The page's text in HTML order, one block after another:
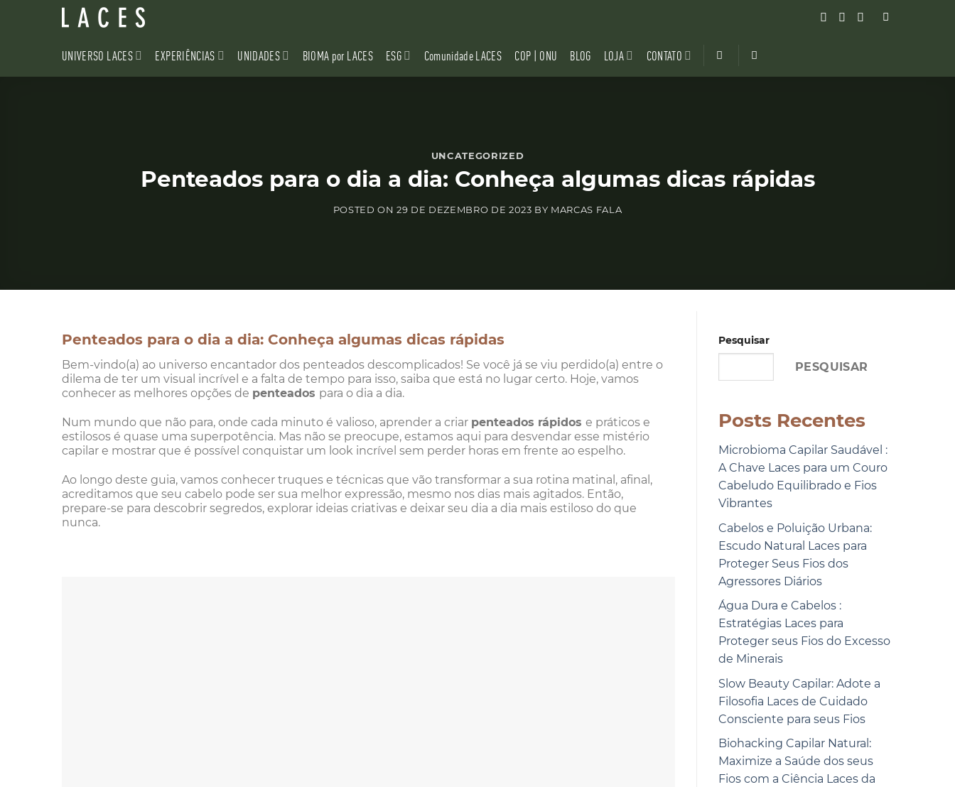
UNIVERSO LACES EXPERIÊNCIAS UNIDADES BIOMA por LACES ESG Comunidade LACES COP | ONU BLOG LOJA CONTATO
UNCATEGORIZED
Penteados para o dia a dia: Conheça algumas dicas rápidas
POSTED ON29 DE DEZEMBRO DE 2023 BY MARCAS FALA
Penteados para o dia a dia: Conheça algumas dicas rápidas
Bem-vindo(a) ao universo encantador dos penteados descomplicados! Se você já se viu perdido(a) entre o
dilema de ter um visual incrível e a falta de tempo para isso, saiba que está no lugar certo. Hoje, vamos
conhecer as melhores opções de penteados para o dia a dia.
Num mundo que não para, onde cada minuto é valioso, aprender a criar penteados rápidos e práticos e
estilosos é quase uma superpotência. Mas não se preocupe, estamos aqui para desvendar esse mistério
capilar e mostrar que é possível conquistar um look incrível sem perder horas em frente ao espelho.
Ao longo deste guia, vamos conhecer truques e técnicas que vão transformar a sua rotina matinal, afinal,
acreditamos que seu cabelo pode ser sua melhor expressão, mesmo nos dias mais agitados. Então,
prepare-se para descobrir segredos, explorar ideias criativas e deixar seu dia a dia mais estiloso do que
nunca.
Pesquisar
PESQUISAR
Posts Recentes
Microbioma Capilar Saudável :
A Chave Laces para um Couro
Cabeludo Equilibrado e Fios
Vibrantes
Cabelos e Poluição Urbana:
Escudo Natural Laces para
Proteger Seus Fios dos
Agressores Diários
Água Dura e Cabelos :
Estratégias Laces para
Proteger seus Fios do Excesso
de Minerais
Slow Beauty Capilar: Adote a
Filosofia Laces de Cuidado
Consciente para seus Fios
Biohacking Capilar Natural:
Maximize a Saúde dos seus
Fios com a Ciência Laces da